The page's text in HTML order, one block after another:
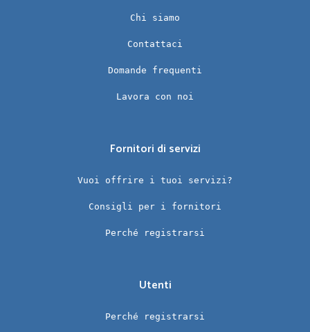
Chi siamo
Contattaci
Domande frequenti
Lavora con noi
Fornitori di servizi
Vuoi offrire i tuoi servizi?
Consigli per i fornitori
Perché registrarsi
Utenti
Perché registrarsi